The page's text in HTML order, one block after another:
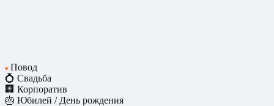
♥ Повод
💍 Свадьба
🏢 Корпоратив
🎂 Юбилей / День рождения